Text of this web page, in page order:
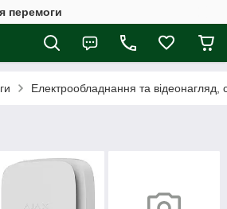
перемоги
Електрообладнання та відеонагляд,